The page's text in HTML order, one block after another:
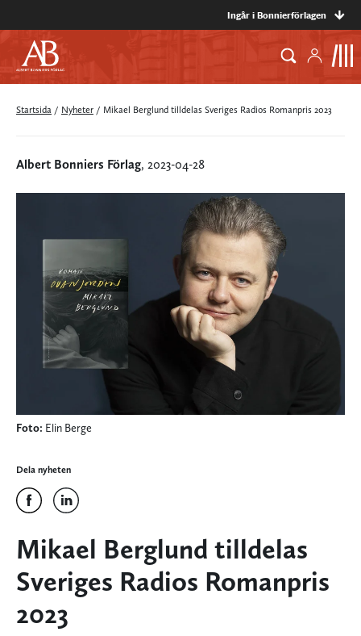
Ingår i Bonnierförlagen
Startsida / Nyheter / Mikael Berglund tilldelas Sveriges Radios Romanpris 2023
Albert Bonniers Förlag, 2023-04-28
Foto: Elin Berge
Dela nyheten
Mikael Berglund tilldelas
Sveriges Radios Romanpris
2023